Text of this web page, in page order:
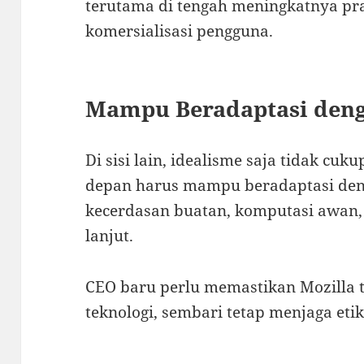
terutama di tengah meningkatnya
komersialisasi pengguna.
Mampu Beradaptasi
Di sisi lain, idealisme saja tidak
depan harus mampu beradaptasi
kecerdasan buatan, komputasi
lanjut.
CEO baru perlu memastikan Mozilla
teknologi, sembari tetap menjaga